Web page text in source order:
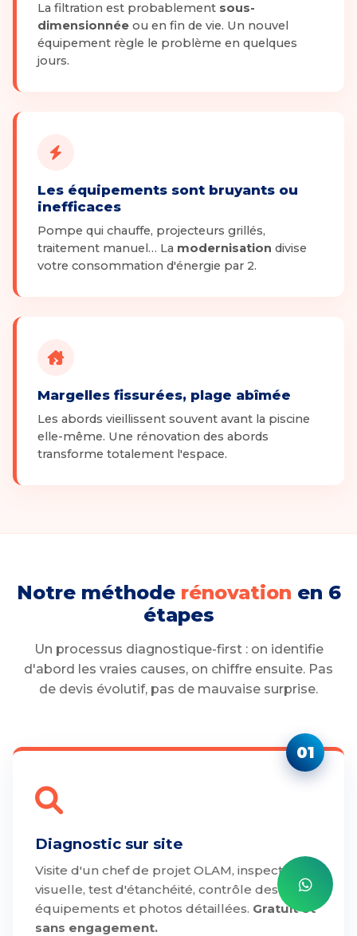
La filtration est probablement sous-
dimensionnée ou en fin de vie. Un nouvel
équipement règle le problème en quelques
jours.
Les équipements sont bruyants ou
inefficaces
Pompe qui chauffe, projecteurs grillés,
traitement manuel… La modernisation divise
votre consommation d'énergie par 2.
Margelles fissurées, plage abîmée
Les abords vieillissent souvent avant la piscine
elle-même. Une rénovation des abords
transforme totalement l'espace.
Notre méthode rénovation en 6
étapes
Un processus diagnostique-first : on identifie
d'abord les vraies causes, on chiffre ensuite. Pas
de devis évolutif, pas de mauvaise surprise.
01
Diagnostic sur site
Visite d'un chef de projet OLAM, inspection
visuelle, test d'étanchéité, contrôle des
équipements et photos détaillées. Gratuit et
sans engagement.